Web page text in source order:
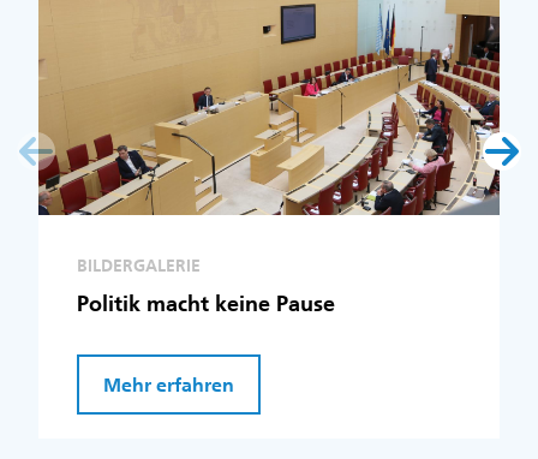
BILDERGALERIE
Politik macht keine Pause
Mehr erfahren